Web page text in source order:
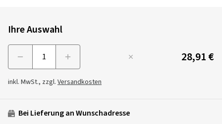
Ihre Auswahl
28,91 €
inkl. MwSt., zzgl. Versandkosten
Bei Lieferung an Wunschadresse